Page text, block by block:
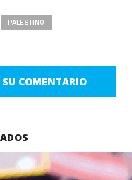
PALESTINO
COMENTARIO